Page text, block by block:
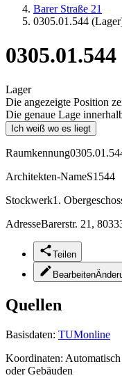
Barer Straße 21
0305.01.544
Lager
Die angezeigte Position
Die genaue Lage
Ich weiß wo es liegt
Raumkennung
Architekten-NameS1544
Stockwerk1.
AdresseBarerstr. 21,
Teilen
Bearbeiten
Quellen
Basisdaten: TUMonline
Koordinaten:
oder Gebäuden